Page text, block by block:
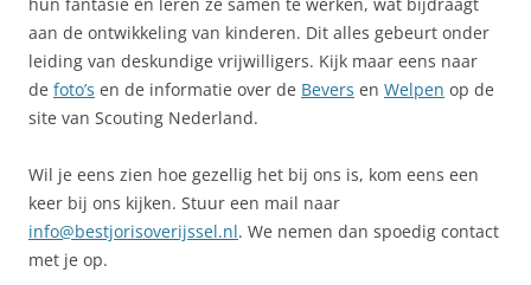
aan de ontwikkeling van kinderen. Dit alles gebeurt onder
leiding van deskundige vrijwilligers. Kijk maar eens naar
de foto’s en de informatie over de Bevers en Welpen op de
site van Scouting Nederland.
Wil je eens zien hoe gezellig het bij ons is, kom eens een
keer bij ons kijken. Stuur een mail naar
info@bestjorisoverijssel.nl. We nemen dan spoedig contact
met je op.